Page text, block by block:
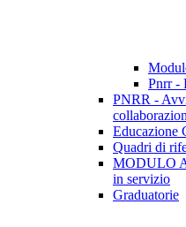
Pnrr -
PNRR -
Educazione
Quadri di
MODULO
in servizio
Graduatorie